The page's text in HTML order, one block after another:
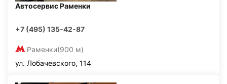
Автосервис Раменки
+7 (495) 135-42-87
Раменки(900 м)
ул. Лобачевского, 114